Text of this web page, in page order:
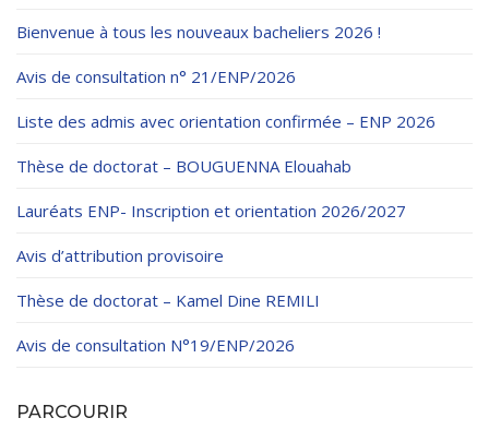
Bienvenue à tous les nouveaux bacheliers 2026 !
Avis de consultation n° 21/ENP/2026
Liste des admis avec orientation confirmée – ENP 2026
Thèse de doctorat – BOUGUENNA Elouahab
Lauréats ENP- Inscription et orientation 2026/2027
Avis d’attribution provisoire
Thèse de doctorat – Kamel Dine REMILI
Avis de consultation N°19/ENP/2026
PARCOURIR